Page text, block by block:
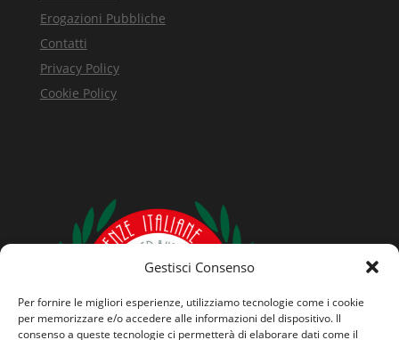
Gestisci Consenso
Per fornire le migliori esperienze, utilizziamo tecnologie come i cookie
per memorizzare e/o accedere alle informazioni del dispositivo. Il
consenso a queste tecnologie ci permetterà di elaborare dati come il
Erogazioni Pubbliche
Contatti
Privacy Policy
Cookie Policy